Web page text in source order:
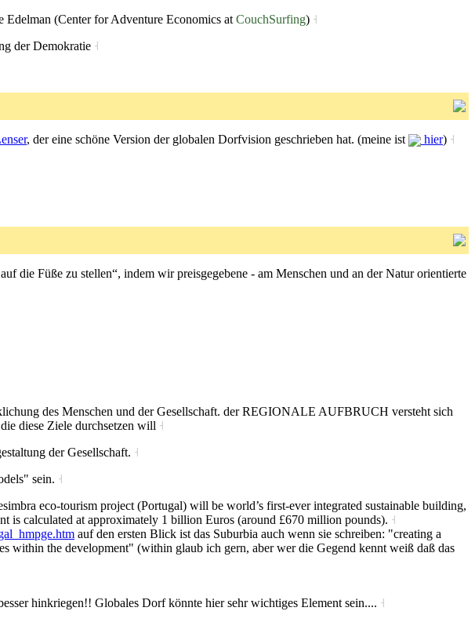
Edelman (Center for Adventure Economics at CouchSurfing) ˧
der Demokratie ˧
, der eine schöne Version der globalen Dorfvision geschrieben hat. (meine ist hier) ˧
die Füße zu stellen“, indem wir preisgegebene - am Menschen und an der Natur orientierte
des Menschen und der Gesellschaft. der REGIONALE AUFBRUCH versteht sich
diese Ziele durchsetzen will ˧
der Gesellschaft. ˧
sein. ˧
eco-tourism project (Portugal) will be world’s first-ever integrated sustainable building,
is calculated at approximately 1 billion Euros (around £670 million pounds). ˧
auf den ersten Blick ist das Suburbia auch wenn sie schreiben: "creating a
within the development" (within glaub ich gern, aber wer die Gegend kennt weiß daß das
hinkriegen!! Globales Dorf könnte hier sehr wichtiges Element sein.... ˧